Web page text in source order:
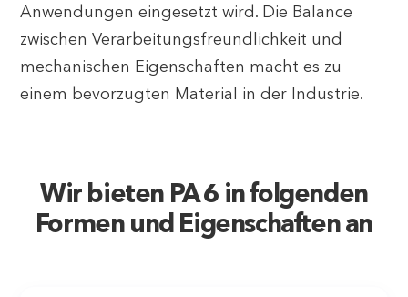
Anwendungen eingesetzt wird. Die Balance
zwischen Verarbeitungsfreundlichkeit und
mechanischen Eigenschaften macht es zu
einem bevorzugten Material in der Industrie.
Wir bieten PA 6 in folgenden
Formen und Eigenschaften an